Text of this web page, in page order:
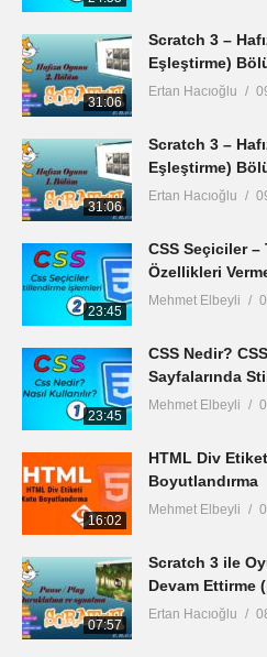
31:06
Scratch 3 –
Eşleştirme)
Ertan Hacıoğlu
31:06
Scratch 3 –
Eşleştirme)
Ertan Hacıoğlu
23:45
CSS Seçiciler
Özellikleri
Mehmet Elbeyli
23:45
CSS Nedir?
Sayfalarında
Mehmet Elbeyli
16:02
HTML Div
Boyutlandırma
Mehmet Elbeyli
07:57
Scratch 3 ile
Devam Ettirme
Ertan Hacıoğlu